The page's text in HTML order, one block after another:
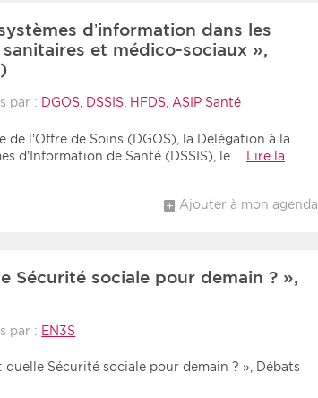
Choisir une date de début
d’information dans les
et médico-sociaux »,
par : DGOS, DSSIS, HFDS, ASIP Santé
de l’Offre de Soins (DGOS), la Délégation à la
d’Information de Santé (DSSIS), le…
Lire la
Ajouter à mon agenda
Sécurité sociale pour demain ? »,
par : EN3S
quelle Sécurité sociale pour demain ? », Débats